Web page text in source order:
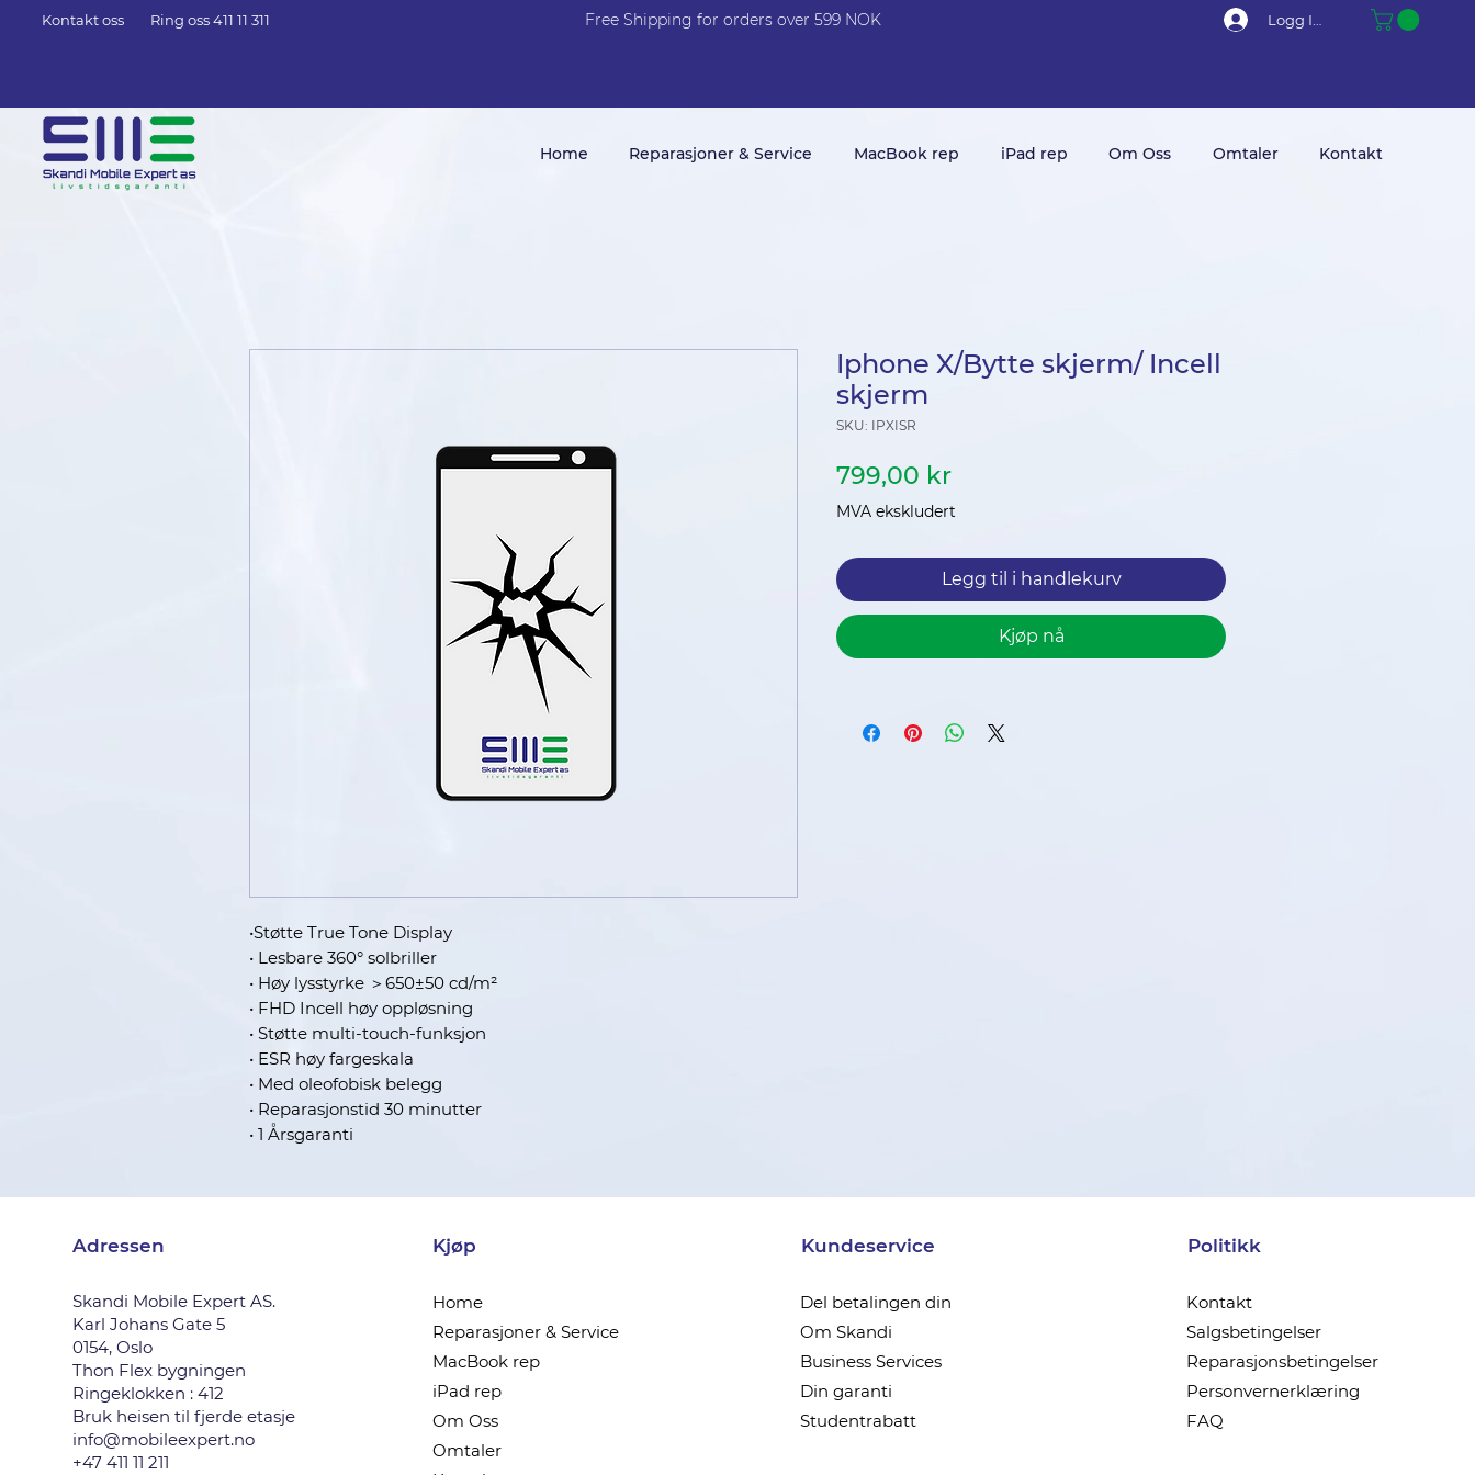
Kontakt oss Ring oss 411 11 311 Free Shipping for orders over 599 NOK Logg Inn
Home Reparasjoner & Service MacBook rep iPad rep Om Oss Omtaler Kontakt
•Støtte True Tone Display
• Lesbare 360° solbriller
• Høy lysstyrke ＞650±50 cd/m²
• FHD Incell høy oppløsning
• Støtte multi-touch-funksjon
• ESR høy fargeskala
• Med oleofobisk belegg
• Reparasjonstid 30 minutter
• 1 Årsgaranti
Iphone X/Bytte skjerm/ Incell
skjerm
SKU: IPXISR
799,00 krPris
MVA ekskludert
Legg til i handlekurv
Kjøp nå
Adressen
Skandi Mobile Expert AS.
Karl Johans Gate 5
0154, Oslo
Thon Flex bygningen
Ringeklokken : 412
Bruk heisen til fjerde etasje
info@mobileexpert.no
+47 411 11 211
Kjøp
Home
Reparasjoner & Service
MacBook rep
iPad rep
Om Oss
Omtaler
Kundeservice
Del betalingen din
Om Skandi
Business Services
Din garanti
Studentrabatt
Politikk
Kontakt
Salgsbetingelser
Reparasjonsbetingelser
Personvernerklæring
FAQ